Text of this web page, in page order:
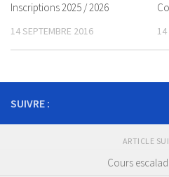
Inscriptions 2025 / 2026
14 SEPTEMBRE 2016 14
SUIVRE :
ARTICLE
Cours